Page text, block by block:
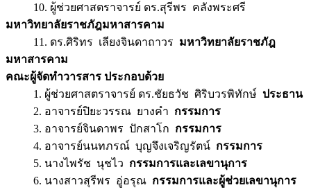
10. ผู้ช่วยศาสตราจารย์ ดร.สุรีพร คลังพระศรี
มหาวิทยาลัยราชภัฎมหาสารคาม
11. ดร.ศิริทร เลียงจินดาถาวร มหาวิทยาลัยราชภัฎ
มหาสารคาม
คณะผู้จัดทำวารสาร ประกอบด้วย
1. ผู้ช่วยศาสตราจารย์ ดร.ชัยธวัช ศิริบวรพิทักษ์ ประธาน
2. อาจารย์ปิยะวรรณ ยางคำ กรรมการ
3. อาจารย์จินดาพร ปักสาโก กรรมการ
4. อาจารย์นนทภรณ์ บุญจึงเจริญรัตน์ กรรมการ
5. นางไพรัช นุชไว กรรมการและเลขานุการ
6. นางสาวสุรีพร อู่อรุณ กรรมการและผู้ช่วยเลขานุการ